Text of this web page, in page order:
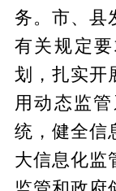
务。 市、县
有关规定要
划，扎实开
用动态监
统，健全信
大信息化监